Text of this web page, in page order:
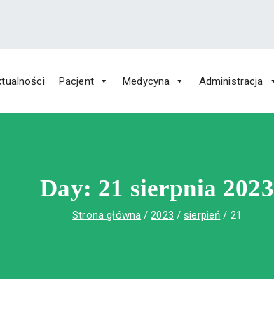
Św. Rafała w Czerwonej Górze
Rafała w Czerwonej Górze
Pacjent Medycyna Administracja
Day: 21 sierpnia 2023
Strona główna 2023 sierpień 21